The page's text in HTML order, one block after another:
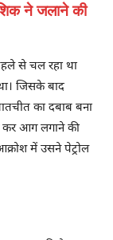
ने जलाने की
से चल रहा था
जिसके बाद
का दबाब बना
कर आग लगाने की
में उसने पेट्रोल